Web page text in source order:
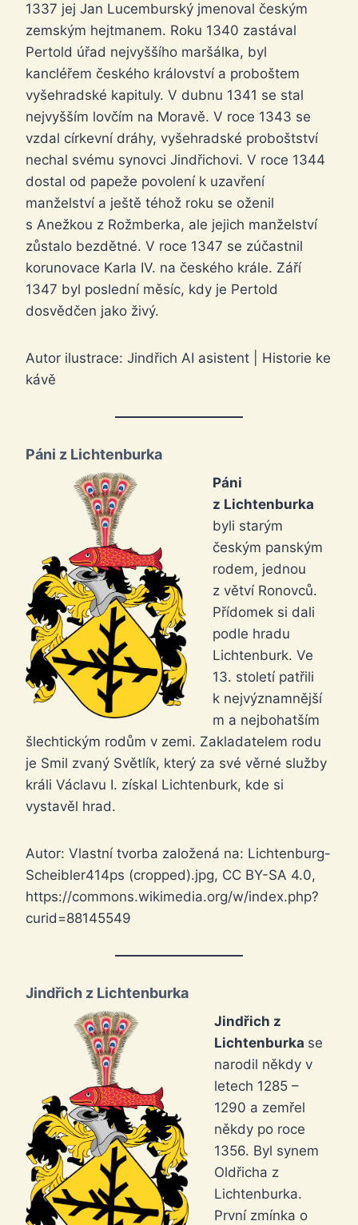
1337 jej Jan Lucemburský jmenoval českým
zemským hejtmanem. Roku 1340 zastával
Pertold úřad nejvyššího maršálka, byl
kancléřem českého království a proboštem
vyšehradské kapituly. V dubnu 1341 se stal
nejvyšším lovčím na Moravě. V roce 1343 se
vzdal církevní dráhy, vyšehradské proboštství
nechal svému synovci Jindřichovi. V roce 1344
dostal od papeže povolení k uzavření
manželství a ještě téhož roku se oženil
s Anežkou z Rožmberka, ale jejich manželství
zůstalo bezdětné. V roce 1347 se zúčastnil
korunovace Karla IV. na českého krále. Září
1347 byl poslední měsíc, kdy je Pertold
dosvědčen jako živý.
Autor ilustrace: Jindřich AI asistent | Historie ke
kávě
Páni z Lichtenburka
Páni
z Lichtenburka
byli starým
českým panským
rodem, jednou
z větví Ronovců.
Přídomek si dali
podle hradu
Lichtenburk. Ve
13. století patřili
k nejvýznamnější
m a nejbohatším
šlechtickým rodům v zemi. Zakladatelem rodu
je Smil zvaný Světlík, který za své věrné služby
králi Václavu I. získal Lichtenburk, kde si
vystavěl hrad.
Autor: Vlastní tvorba založená na: Lichtenburg-
Scheibler414ps (cropped).jpg, CC BY-SA 4.0,
https://commons.wikimedia.org/w/index.php?
curid=88145549
Jindřich z Lichtenburka
Jindřich z
Lichtenburka se
narodil někdy v
letech 1285 –
1290 a zemřel
někdy po roce
1356. Byl synem
Oldřicha z
Lichtenburka.
První zmínka o